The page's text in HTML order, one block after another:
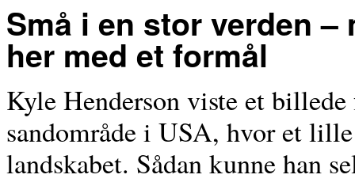
Små i en stor verden –
her med et formål
Kyle Henderson viste et
sandområde i USA, hvor et
landskabet. Sådan kunne han